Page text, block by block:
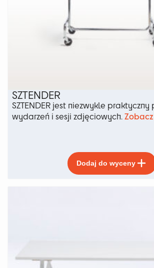
SZTENDER
SZTENDER jest niezwykle praktyczny
wydarzeń i sesji zdjęciowych.
Dodaj do wyceny
produkt
ma
produktu